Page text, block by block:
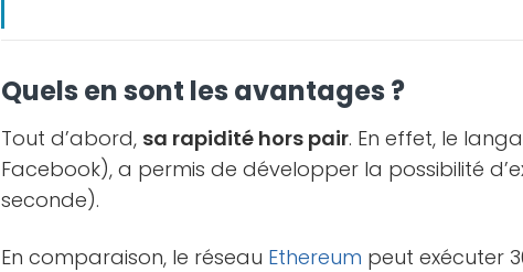
Quels en sont les avantages ?
Tout d’abord, sa rapidité hors pair. En effet, le
Facebook), a permis de développer la possibilité
seconde).
En comparaison, le réseau Ethereum peut exécuter